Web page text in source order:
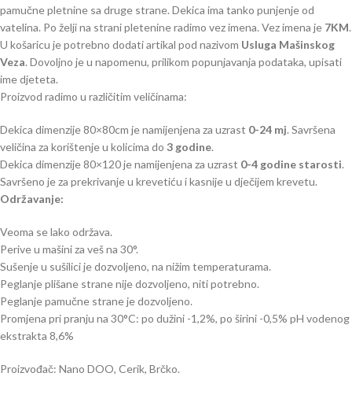
pamučne pletnine sa druge strane. Dekica ima tanko punjenje od
vatelina. Po želji na strani pletenine radimo vez imena. Vez imena je 7KM.
U košaricu je potrebno dodati artikal pod nazivom Usluga Mašinskog
Veza. Dovoljno je u napomenu, prilikom popunjavanja podataka, upisati
ime djeteta.
Proizvod radimo u različitim veličinama:
Dekica dimenzije 80×80cm je namijenjena za uzrast 0-24 mj. Savršena
veličina za korištenje u kolicima do 3 godine.
Dekica dimenzije 80×120 je namijenjena za uzrast 0-4 godine starosti.
Savršeno je za prekrivanje u krevetiću i kasnije u dječijem krevetu.
Održavanje:
Veoma se lako održava.
Perive u mašini za veš na 30°.
Sušenje u sušilici je dozvoljeno, na nižim temperaturama.
Peglanje plišane strane nije dozvoljeno, niti potrebno.
Peglanje pamučne strane je dozvoljeno.
Promjena pri pranju na 30°C: po dužini -1,2%, po širini -0,5% pH vodenog
ekstrakta 8,6%
Proizvođač: Nano DOO, Cerik, Brčko.